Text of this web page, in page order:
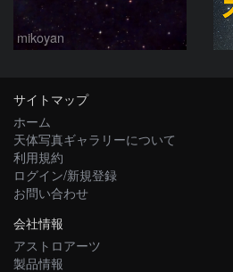
mikoyan
サイトマップ
ホーム
天体写真ギャラリーについて
利用規約
ログイン/新規登録
お問い合わせ
会社情報
アストロアーツ
製品情報